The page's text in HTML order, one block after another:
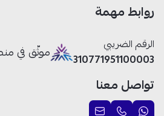
دافئ يلائم كل غرفة!
قدرة 2000 واط:
سريعة ومباشرة.
4 شمعات هالوجين:
روابط مهمة
الرقم الضريبي
310771951100003
موثّق في
تواصل معنا